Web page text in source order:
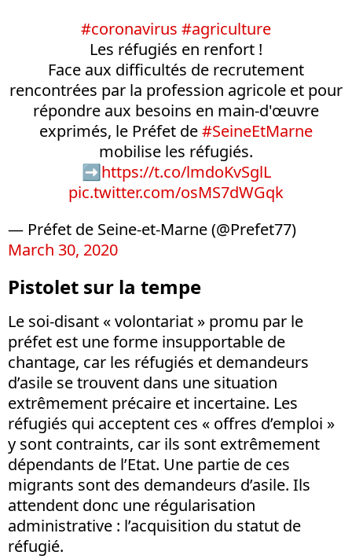
#coronavirus #agriculture
Les réfugiés en renfort !
Face aux difficultés de recrutement
rencontrées par la profession agricole et pour
répondre aux besoins en main-d'œuvre
exprimés, le Préfet de#SeineEtMarne
mobilise les réfugiés.
➡️ https://t.co/lmdoKvSglL
pic.twitter.com/osMS7dWGqk
— Préfet de Seine-et-Marne (@Prefet77)
March 30, 2020
Pistolet sur la tempe
Le soi-disant « volontariat » promu par le
préfet est une forme insupportable de
chantage, car les réfugiés et demandeurs
d’asile se trouvent dans une situation
extrêmement précaire et incertaine. Les
réfugiés qui acceptent ces « offres d’emploi »
y sont contraints, car ils sont extrêmement
dépendants de l’Etat. Une partie de ces
migrants sont des demandeurs d’asile. Ils
attendent donc une régularisation
administrative : l’acquisition du statut de
réfugié.